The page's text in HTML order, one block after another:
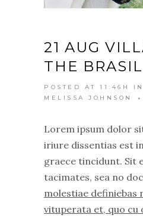
21 AUG
THE BRASIL
POSTED AT 11:46H
MELISSA JOHNSON
Lorem ipsum dolor
iriure dissentias est
graece tincidunt. Sit
tacimates, sea no
molestiae definiebas
vituperata et, quo cu